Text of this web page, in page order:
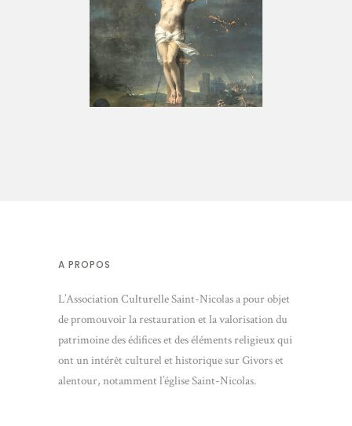
LE CHRIST MOURANT
Tableaux
A PROPOS
L’Association Culturelle Saint-Nicolas a pour objet
de promouvoir la restauration et la valorisation du
patrimoine des édifices et des éléments religieux qui
ont un intérêt culturel et historique sur Givors et
alentour, notamment l’église Saint-Nicolas.